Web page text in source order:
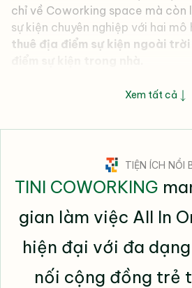
chỉ về Coworking space mà còn
sự kiện chuyên nghiệp với hai mô
thuê địa điểm sự kiện ngoài trời
Với lợi thế về vị trí trung tâm,
điểm sự kiện được đầu tư bài
công ngoài mong đợi.
Xem tất cả
TIỆN ÍCH NỔI
TINI COWORKING
gian làm việc All In
hiện đại với đa
nối cộng đồng trẻ